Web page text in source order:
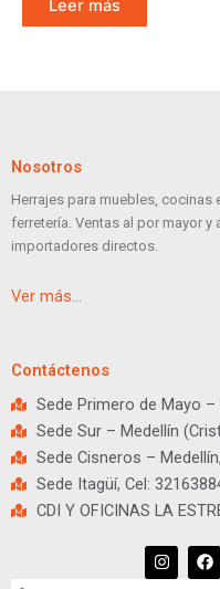
Leer más
Nosotros
Herrajes para muebles,
ferretería. Ventas al por mayor
importadores directos.
Ver más…
Contáctenos
Sede Primero de Mayo
Sede Sur – Medellín
Sede Cisneros –
Sede Itagüí, Cel:
CDI Y OFICINAS LA
I
n
F
a